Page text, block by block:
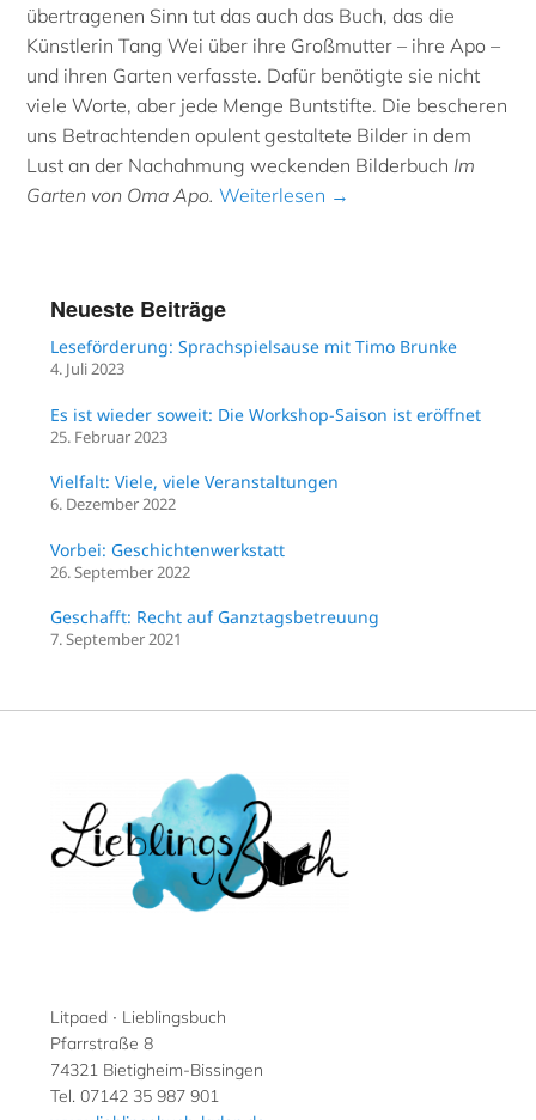
übertragenen Sinn tut das auch das Buch, das die
Künstlerin Tang Wei über ihre Großmutter – ihre Apo –
und ihren Garten verfasste. Dafür benötigte sie nicht
viele Worte, aber jede Menge Buntstifte. Die bescheren
uns Betrachtenden opulent gestaltete Bilder in dem
Lust an der Nachahmung weckenden Bilderbuch Im
Garten von Oma Apo. Weiterlesen →
Neueste Beiträge
Leseförderung: Sprachspielsause mit Timo Brunke
4. Juli 2023
Es ist wieder soweit: Die Workshop-Saison ist eröffnet
25. Februar 2023
Vielfalt: Viele, viele Veranstaltungen
6. Dezember 2022
Vorbei: Geschichtenwerkstatt
26. September 2022
Geschafft: Recht auf Ganztagsbetreuung
7. September 2021
Litpaed ∙ Lieblingsbuch
Pfarrstraße 8
74321 Bietigheim-Bissingen
Tel. 07142 35 987 901